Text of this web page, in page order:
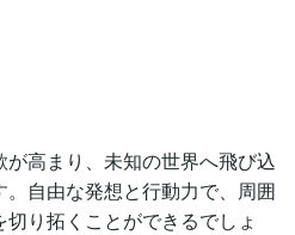
高まり、未知の世界へ飛び込
自由な発想と行動力で、周囲
り拓くことができるでしょ